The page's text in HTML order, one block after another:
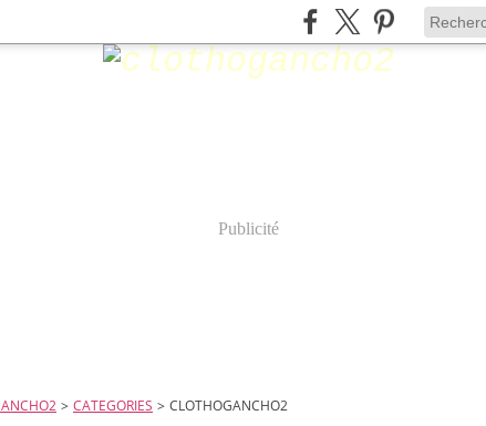
Publicité
> CATEGORIES > CLOTHOGANCHO2